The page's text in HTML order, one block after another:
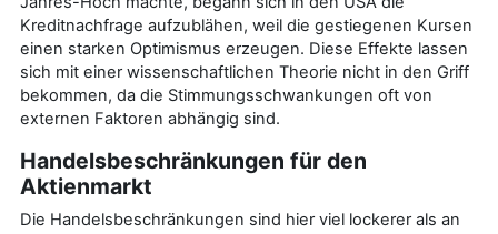
Kreditnachfrage aufzublähen, weil die gestiegenen Kursen
einen starken Optimismus erzeugen. Diese Effekte lassen
sich mit einer wissenschaftlichen Theorie nicht in den Griff
bekommen, da die Stimmungsschwankungen oft von
externen Faktoren abhängig sind.
Handelsbeschränkungen für den
Aktienmarkt
Die Handelsbeschränkungen sind hier viel lockerer als an